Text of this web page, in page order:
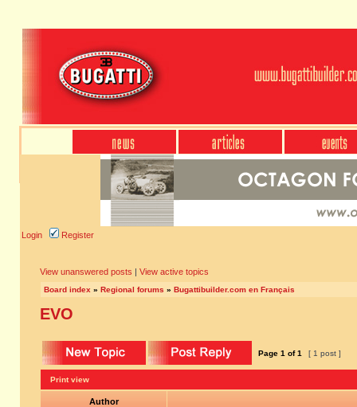
Login Register
View unanswered posts | View active topics
Board index » Regional forums » Bugattibuilder.com en Français
EVO
Page 1 of1 [ 1 post ]
Print view
Author